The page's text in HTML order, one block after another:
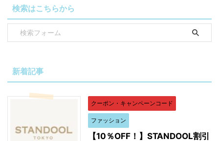
ト）、 板前魂の初夢（2個セット）、 板前
魂の松（2個セット）、 板前魂の天神（2
個セット）、ｍ、 板前魂の百福（2個セッ
引
マイおせち 優待割引一覧
マイおせちの購入合計金額（送料を除く）
200円割
検索はこちらから
新着記事
クーポン・キャンペーンコード
ファッション
【10％OFF！】STANDOOL割引